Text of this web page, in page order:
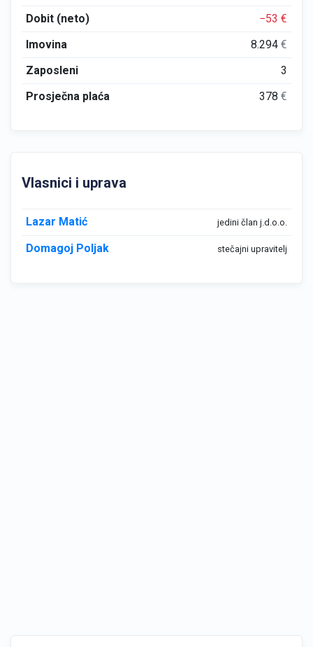
Dobit (neto)
−53€
Imovina
8.294€
Zaposleni
3
Prosječna plaća
378€
Vlasnici i uprava
Lazar Matić jedini član j.d.o.o.
Domagoj Poljak stečajni upravitelj